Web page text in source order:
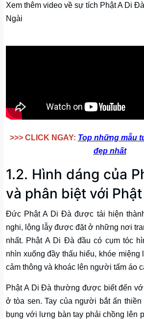
Xem thêm video về sự tích Phật A Di
Ngài
>>> CLICK NGAY: Top những mẫu
đẹp nhất
1.2. Hình dáng của
và phân biệt với
Đức Phật A Di Đà được tái hiện
nghi, lộng lẫy được đặt ở những nơi
nhất. Phật A Di Đà đầu có cụm tóc
nhìn xuống đầy thấu hiểu, khóe
cảm thông và khoác lên người tấm áo
Phật A Di Đà thường được biết đến
ở tòa sen. Tay của người bắt ấn
bụng với lưng bàn tay phải chồng lên